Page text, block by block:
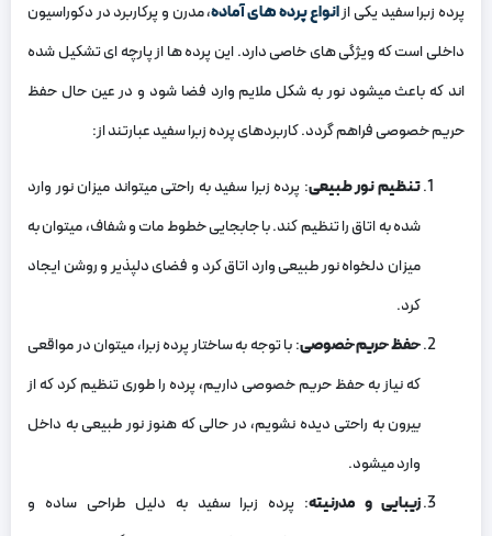
پرده زبرا سفید یکی ازانواع پرده های آماده، مدرن و پرکاربرد در دکوراسیون
داخلی است که ویژگی های خاصی دارد. این پرده ها از پارچه‌ ای تشکیل شده‌
اند که باعث میشود نور به شکل ملایم وارد فضا شود و در عین حال حفظ
حریم خصوصی فراهم گردد. کاربردهای پرده زبرا سفید عبارتند از:
تنظیم نور طبیعی: پرده زبرا سفید به راحتی میتواند میزان نور وارد
شده به اتاق را تنظیم کند. با جابجایی خطوط مات و شفاف، میتوان به
میزان دلخواه نور طبیعی وارد اتاق کرد و فضای دلپذیر و روشن ایجاد
کرد.
حفظ حریم خصوصی: با توجه به ساختار پرده زبرا، میتوان در مواقعی
که نیاز به حفظ حریم خصوصی داریم، پرده را طوری تنظیم کرد که از
بیرون به راحتی دیده نشویم، در حالی که هنوز نور طبیعی به داخل
وارد میشود.
زیبایی و مدرنیته: پرده زبرا سفید به دلیل طراحی ساده و